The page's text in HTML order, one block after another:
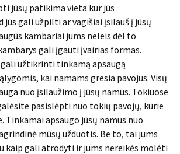
jūsų patikima vieta kur jūs
jūs gali užpilti ar vagišiai įsilauš į jūsų
kambariai jums neleis dėl to
gali įgauti įvairias formas.
gali užtikrinti tinkamą apsaugą
kai namams gresia pavojus. Visų
nuo įsilaužimo į jūsų namus. Tokiuose
pasislėpti nuo tokių pavojų, kurie
Tinkamai apsaugo jūsų namus nuo
mūsų užduotis. Be to, tai jums
kaip gali atrodyti ir jums nereikės molėti